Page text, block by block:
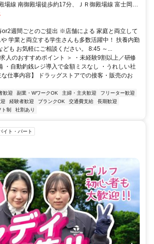
場線 南御殿場徒歩約17分、ＪＲ御殿場線 富士岡徒
殿場線 御殿場富士山口徒歩約55分
or2週間ごとのご提出 ※店舗による 家庭と両立して
学業と両立する学生さんも多数活躍中！ 扶養内勤
ども お気軽にご相談ください。 8:45 ～...
人のおすすめポイント ＞ ・未経験9割以上／研修
・自動釣銭レジ導入で金額ミスなし ・うれしい社
な仕事内容】 ドラッグストアでの接客・販売のお
歓迎 副業・WワークOK 主婦・主夫歓迎
フリーター歓迎
経験者歓迎 ブランクOK 交通費支給
長期歓迎
ト制 社割あり
イト・パート